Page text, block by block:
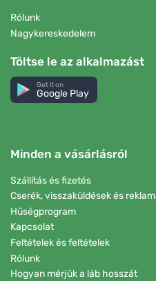
Rólunk
Nagykereskedelem
Töltse le az alkalmazást
Get it on
Google Play
Minden a vásárlásról
Szállítás és fizetés
Cserék, visszaküldések és
Hűségprogram
Kapcsolat
Feltételek és feltételek
Rólunk
Hogyan mérjük a láb hosszát